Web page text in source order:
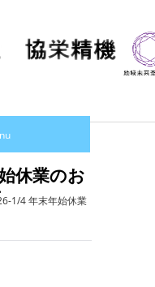
1/4 年末年始休業
休業のお